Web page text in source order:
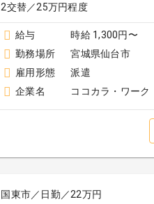
2交替／25万円程度
給与
時給 1,300円〜
勤務場所
宮城県仙台市
雇用形態
派遣
企業名
ココカラ・ワーク
国東市／日勤／22万円